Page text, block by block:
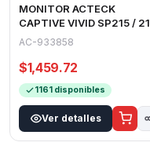
MONITOR ACTECK
CAPTIVE VIVID SP215 /
PULGADAS / PLANO / FULL
AC-933858
$1,459.72
1161 disponibles
Ver detalles